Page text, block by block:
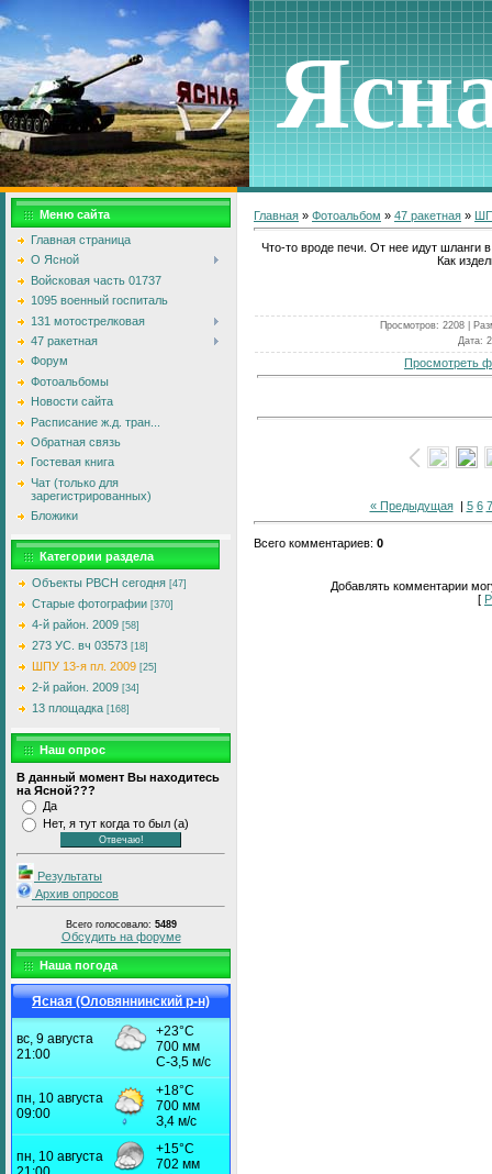
Меню сайта
Главная страница
О Ясной
Войсковая часть 01737
1095 военный госпиталь
131 мотострелковая
47 ракетная
Форум
Фотоальбомы
Новости сайта
Расписание ж.д. тран...
Обратная связь
Гостевая книга
Чат (только для
зарегистрированных)
Бложики
Категории раздела
Объекты РВСН сегодня [47]
Старые фотографии [370]
4-й район. 2009 [58]
273 УС. вч 03573 [18]
ШПУ 13-я пл. 2009 [25]
2-й район. 2009 [34]
13 площадка [168]
Наш опрос
В данный момент Вы находитесь
на Ясной???
Да
Нет, я тут когда то был (а)
Результаты
Архив опросов
Всего голосовало: 5489
Обсудить на форуме
Наша погода
Ясная (Оловяннинский р-н)
Главная » Фотоальбом » 47 ракетная »
Что-то вроде печи. От нее идут шланги
Как
Просмотров: 2208 |
Дата:
Просмотреть
« Предыдущая| 5 6 7
Всего комментариев: 0
Добавлять комментарии
[